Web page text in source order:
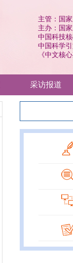
主管：国
主办：国
中国科技
中国科学
《中文核
采访报道